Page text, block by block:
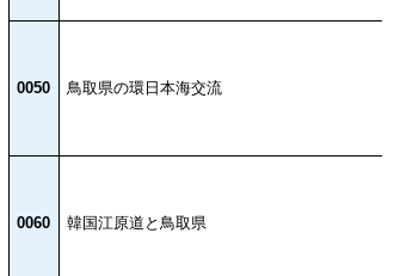
0050 鳥取県の環日本海交流
0060 韓国江原道と鳥取県